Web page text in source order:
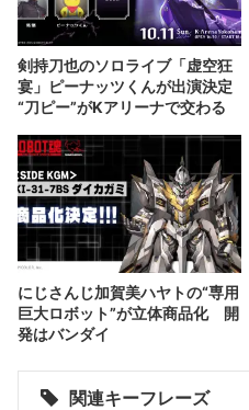
剣持刀也のソロライブ「虚空狂
宴」ピーナッツくんが出演決定
“刀ピー”がKアリーナで交わる
にじさんじ加賀美ハヤトの“専用
巨大ロボット”が立体商品化 開
発はバンダイ
関連キーフレーズ